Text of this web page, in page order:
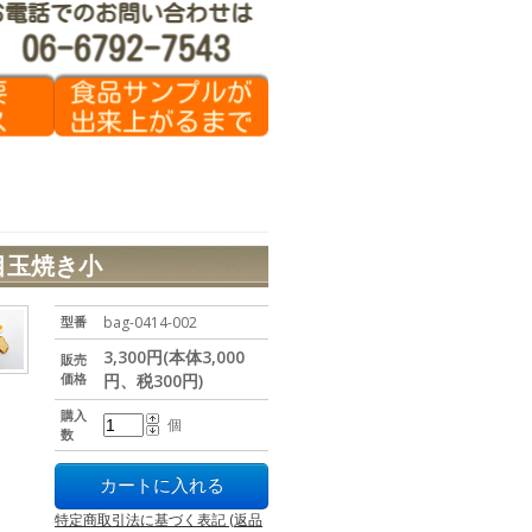
焼き小
型番 bag-0414-002
販売
価格
3,300円(本体3,000
円、税300円)
購入
数
個
特定商取引法に基づく表記 (返品